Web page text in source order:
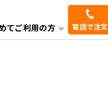
てご利用の方 電話で注文